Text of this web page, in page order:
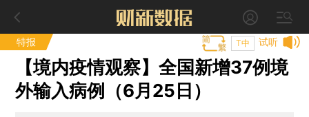
特报 试听
T中
【境内疫情观察】全国新增37例境
外输入病例（6月25日）